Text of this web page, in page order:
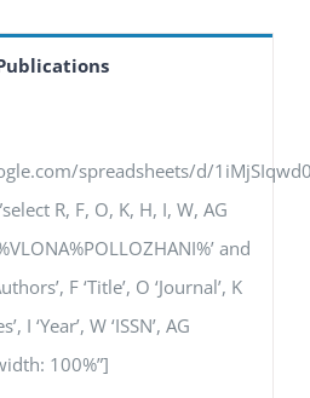
spreadsheets/d/
R, F, O, K, H, I, W, AG
and
F ‘Title’, O ‘Journal’, K
I ‘Year’, W ‘ISSN’, AG
100%”]